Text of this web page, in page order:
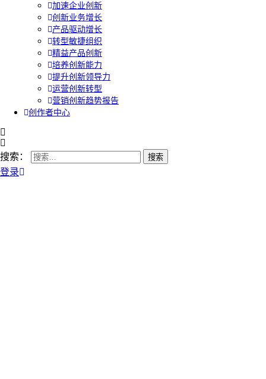
加速企业创新
创新业务增长
产品驱动增长
转型敏捷组织
精益产品创新
培养创新能力
提升创新领导力
运营创新转型
营销创新趋势报告
创作者中心
搜索：
登录